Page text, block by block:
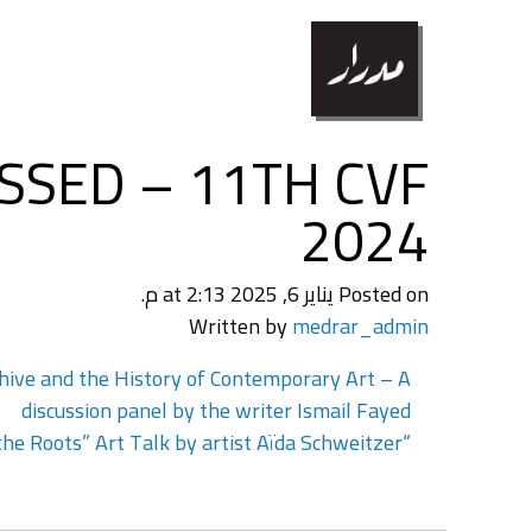
– 11TH CVF
2024
Posted on يناير 6, 2025 at 2:13 م.
Written bymedrar_admin
تصفّح
المقالات
and the History of Contemporary Art – A
discussion panel by the writer Ismail Fayed
“Back to the Roots” Art Talk by artist Aïda Schweitzer